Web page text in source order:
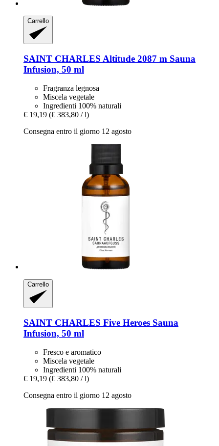
Carrello
SAINT CHARLES Altitude 2087 m Sauna
Infusion, 50 ml
Fragranza legnosa
Miscela vegetale
Ingredienti 100% naturali
€ 19,19 (€ 383,80 / l)
Consegna entro il giorno 12 agosto
Carrello
SAINT CHARLES Five Heroes Sauna
Infusion, 50 ml
Fresco e aromatico
Miscela vegetale
Ingredienti 100% naturali
€ 19,19 (€ 383,80 / l)
Consegna entro il giorno 12 agosto